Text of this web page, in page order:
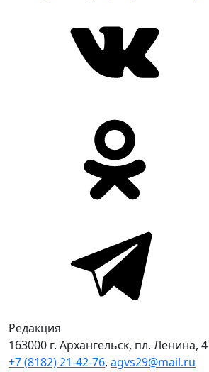
Редакция
163000 г. Архангельск, пл. Ленина, 4
+7 (8182) 21-42-76, agvs29@mail.ru